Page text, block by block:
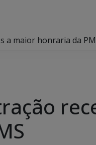
a maior honraria da